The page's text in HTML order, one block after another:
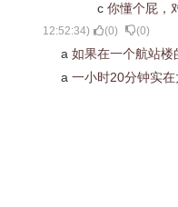
c 你懂个屁，
12:52:34) (0) (0)
a 如果在一个航站楼
a 一小时20分钟实